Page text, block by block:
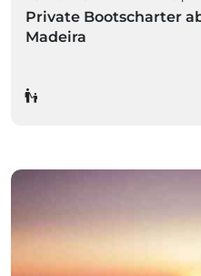
Private Bootscharter
Madeira